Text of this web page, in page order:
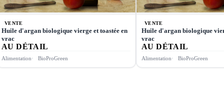
VENTE
Huile d'argan biologique vierge et toastée en
vrac
AU DÉTAIL
Alimentation BioProGreen
VENTE
Huile d'argan biologique
vrac
AU DÉTAIL
Alimentation BioProGreen